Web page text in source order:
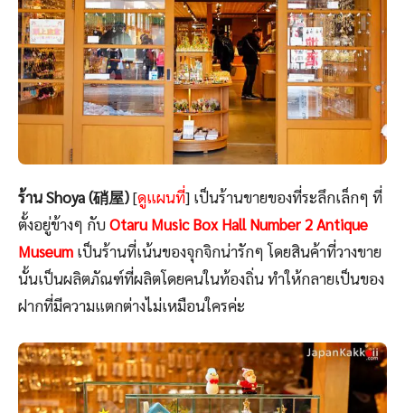
ร้าน Shoya (硝屋)[ดูแผนที่] เป็นร้านขายของที่ระลึกเล็กๆ ที่
ตั้งอยู่ข้างๆ กับOtaru Music Box Hall Number 2 Antique
Museum เป็นร้านที่เน้นของจุกจิกน่ารักๆ โดยสินค้าที่วางขาย
นั้นเป็นผลิตภัณฑ์ที่ผลิตโดยคนในท้องถิ่น ทำให้กลายเป็นของ
ฝากที่มีความแตกต่างไม่เหมือนใครค่ะ